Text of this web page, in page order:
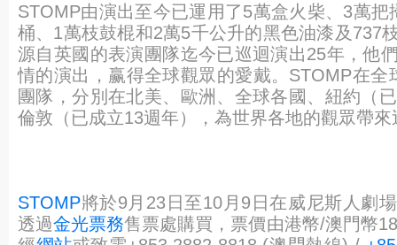
STOMP由演出至今已運用了5萬盒火柴、3萬把
桶、1萬枝鼓棍和2萬5千公升的黑色油漆及737
源自英國的表演團隊迄今已巡迴演出25年，他
情的演出，赢得全球觀眾的愛戴。STOMP在全
團隊，分別在北美、歐洲、全球各國、紐約（
倫敦（已成立13週年）， 為世界各地的觀眾帶
STOMP將於9月23日至10月9日在威尼斯人劇
透過金光票務售票處購買，票價由港幣/澳門幣